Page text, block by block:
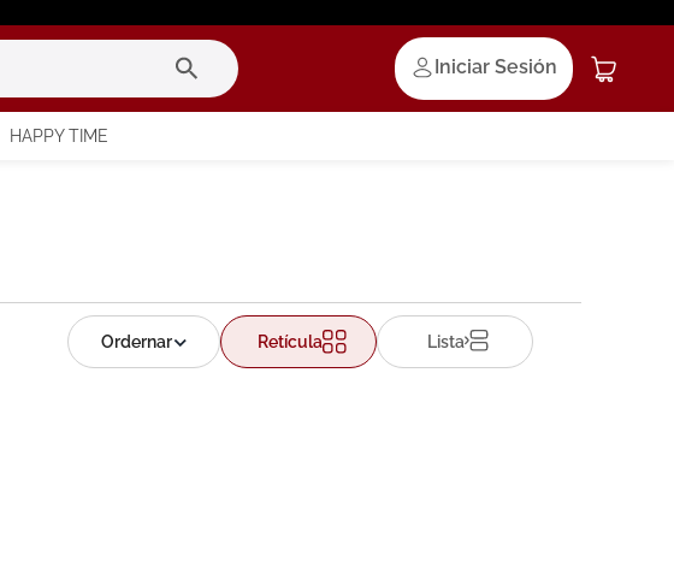
Iniciar Sesión
HAPPY TIME
Retícula Lista